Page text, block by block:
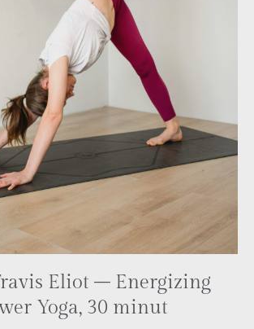
Eliot – Energizing
Yoga, 30 minut